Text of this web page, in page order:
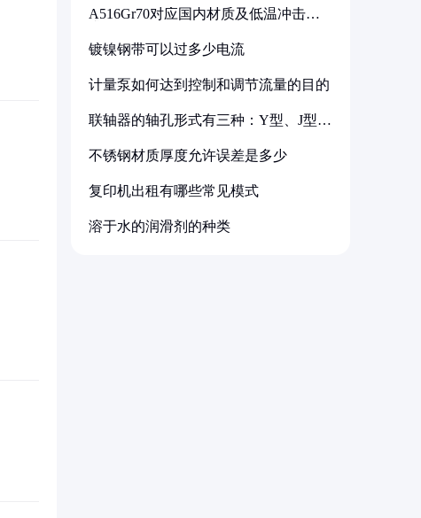
A516Gr70对应国内材质及低温冲击要
镀镍钢带可以过多少电流
计量泵如何达到控制和调节流量的目的
联轴器的轴孔形式有三种：Y型、J型、
不锈钢材质厚度允许误差是多少
复印机出租有哪些常见模式
溶于水的润滑剂的种类